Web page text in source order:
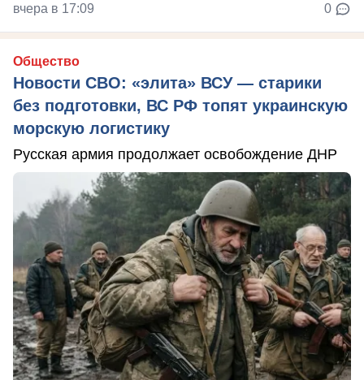
вчера в 17:09 0
Общество
Новости СВО: «элита» ВСУ — старики
без подготовки, ВС РФ топят украинскую
морскую логистику
Русская армия продолжает освобождение ДНР